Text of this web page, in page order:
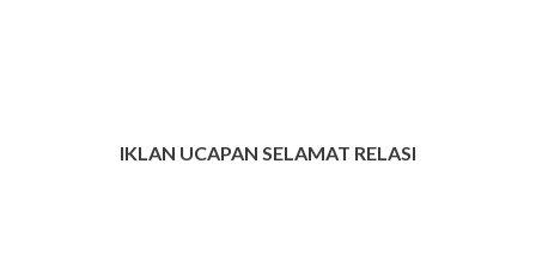
IKLAN UCAPAN SELAMAT RELASI